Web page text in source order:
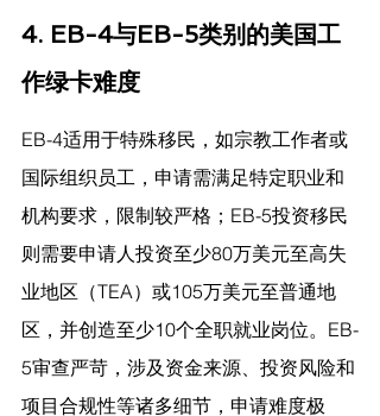
4. EB-4与EB-5类别的美国工
作绿卡难度
EB-4适用于特殊移民，如宗教工作者或
国际组织员工，申请需满足特定职业和
机构要求，限制较严格；EB-5投资移民
则需要申请人投资至少80万美元至高失
业地区（TEA）或105万美元至普通地
区，并创造至少10个全职就业岗位。EB-
5审查严苛，涉及资金来源、投资风险和
项目合规性等诸多细节，申请难度极